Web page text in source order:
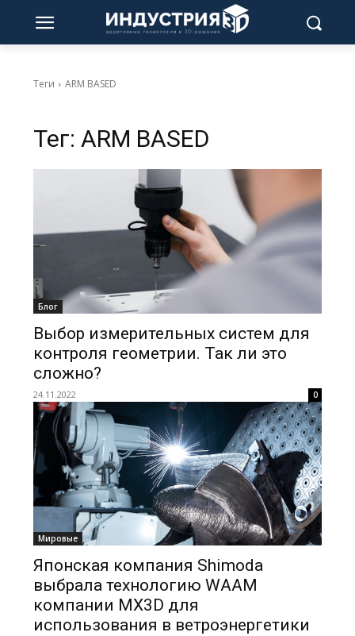
Теги ARM BASED
Тег:ARM BASED
Блог
Выбор измерительных систем для
контроля геометрии. Так ли это
сложно?
24.11.2022 0
Мировые
Японская компания Shimoda
выбрала технологию WAAM
компании MX3D для
использования в ветроэнергетики